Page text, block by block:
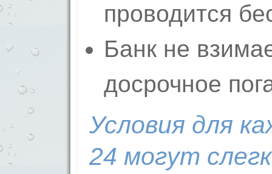
проводится
Банк не
досрочное
Условия для
24 могут